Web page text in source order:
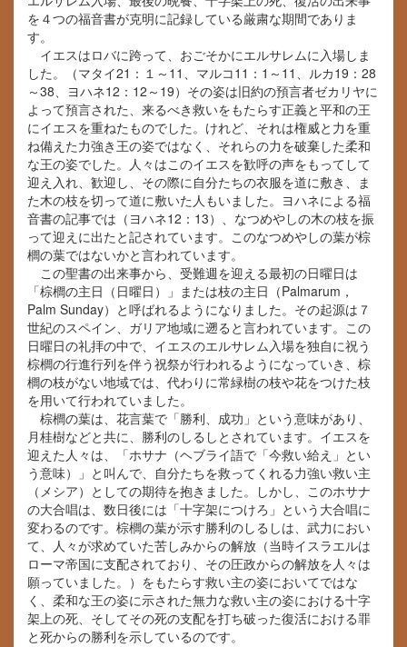
を４つの福音書が克明に記録している厳粛な期間でありま
す。
イエスはロバに跨って、おごそかにエルサレムに入場しま
した。（マタイ21：１～11、マルコ11：1～11、ルカ19：28
～38、ヨハネ12：12～19）その姿は旧約の預言者ゼカリヤに
よって預言された、来るべき救いをもたらす正義と平和の王
にイエスを重ねたものでした。けれど、それは権威と力を重
ね備えた力強き王の姿ではなく、それらの力を破棄した柔和
な王の姿でした。人々はこのイエスを歓呼の声をもってして
迎え入れ、歓迎し、その際に自分たちの衣服を道に敷き、ま
た木の枝を切って道に敷いた人もいました。ヨハネによる福
音書の記事では（ヨハネ12：13）、なつめやしの木の枝を振
って迎えに出たと記されています。このなつめやしの葉が棕
櫚の葉ではないかと言われています。
この聖書の出来事から、受難週を迎える最初の日曜日は
「棕櫚の主日（日曜日）」または枝の主日（Palmarum，
Palm Sunday）と呼ばれるようになりました。その起源は７
世紀のスペイン、ガリア地域に遡ると言われています。この
日曜日の礼拝の中で、イエスのエルサレム入場を独自に祝う
棕櫚の行進行列を伴う祝祭が行われるようになっていき、棕
櫚の枝がない地域では、代わりに常緑樹の枝や花をつけた枝
を用いて行われていました。
棕櫚の葉は、花言葉で「勝利、成功」という意味があり、
月桂樹などと共に、勝利のしるしとされています。イエスを
迎えた人々は、「ホサナ（ヘブライ語で「今救い給え」とい
う意味）」と叫んで、自分たちを救ってくれる力強い救い主
（メシア）としての期待を抱きました。しかし、このホサナ
の大合唱は、数日後には「十字架につけろ」という大合唱に
変わるのです。棕櫚の葉が示す勝利のしるしは、武力におい
て、人々が求めていた苦しみからの解放（当時イスラエルは
ローマ帝国に支配されており、その圧政からの解放を人々は
願っていました。）をもたらす救い主の姿においてではな
く、柔和な王の姿に示された無力な救い主の姿における十字
架上の死、そしてその死の支配を打ち破った復活における罪
と死からの勝利を示しているのです。